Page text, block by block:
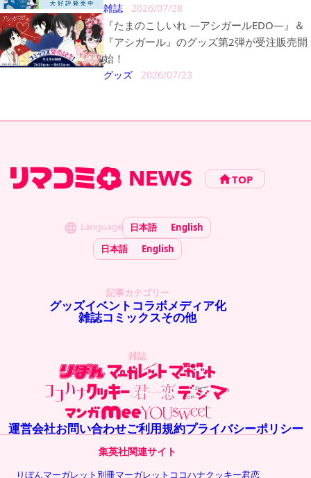
雑誌 2026/07/28
『たまのこしいれ ―アシガールEDO―』＆
『アシガール』のグッズ第2弾が受注販売開
始！
グッズ 2026/07/23
TOP
Language 日本語
English
日本語
English
記事カテゴリー
グッズイベント コラボメディア化
雑誌コミックスその他
雑誌
運営会社お問い合わせご利用規約プライバシーポリシー
集英社関連サイト
りぼんマーガレット 別冊マーガレット ココハナクッキー君恋